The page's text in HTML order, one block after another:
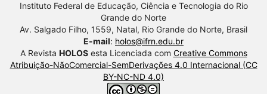
Instituto Federal de Educação, Ciência e Tecnologia do Rio
Grande do Norte
Av. Salgado Filho, 1559, Natal, Rio Grande do Norte, Brasil
E-mail: holos@ifrn.edu.br
A Revista HOLOSesta Licenciada com Creative Commons
Atribuição-NãoComercial-SemDerivações 4.0 Internacional (CC
BY-NC-ND 4.0)